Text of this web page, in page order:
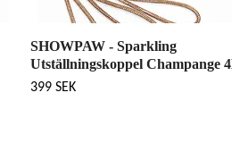
SHOWPAW - Sparkling
Utställningskoppel Champange
399 SEK